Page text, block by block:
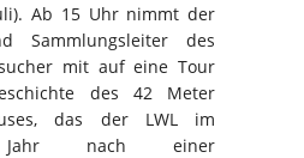
Ab 15 Uhr nimmt der
Sammlungsleiter des
mit auf eine Tour
des 42 Meter
das der LWL im
Jahr nach einer